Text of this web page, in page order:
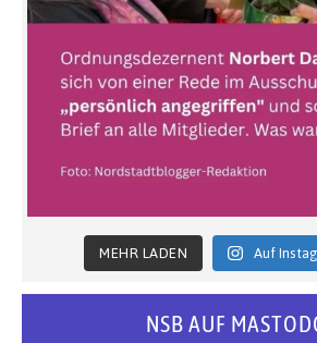
MEHR LADEN Auf
NSB AUF